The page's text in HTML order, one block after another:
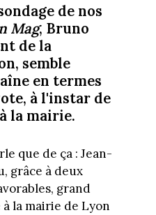
de nos
Mag, Bruno
de la
semble
en termes
à l'instar de
la mairie.
que de ça : Jean-
grâce à deux
grand
la mairie de Lyon